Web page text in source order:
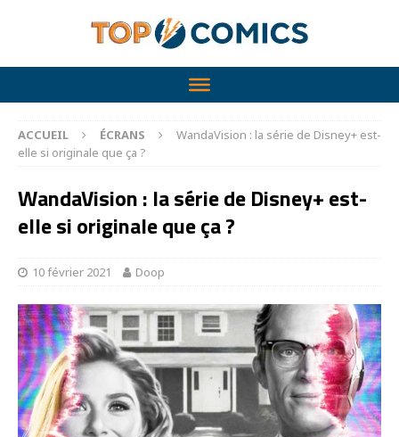
ACCUEIL ÉCRANS
WandaVision : la série de Disney+ est-
elle si originale que ça ?
WandaVision : la série de Disney+ est-
elle si originale que ça ?
10 février 2021 Doop